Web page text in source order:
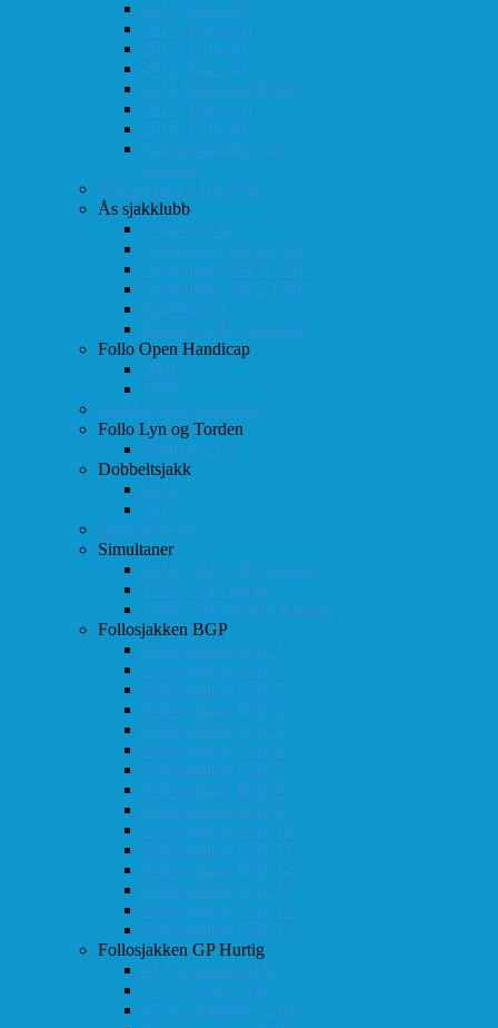
2011 (Eidsvoll)
2012 (Eidsvoll)
2013 (Eidsvoll)
2014 (Eidsvoll)
2014 (Rokaden/NSSF)
2015 (Eidsvoll)
2016 (Eidsvoll)
Kamp-statistikk mot
Eidsvoll
NM-finale for lag 1998
Ås sjakklubb
Totaloversikt
Turneringer 1981-1986
Turneringer 1987-1991
Turneringer 1992-1996
Klubbaviser
Partier fra Ås sjakklubb
Follo Open Handicap
2001
1999
Klubbavisen Sjakkalen
Follo Lyn og Torden
Februar 2013
Dobbeltsjakk
2014
2015
Østlandsserien
Simultaner
2016: GM T. R. Hansen
1999: Leif Øgaard
1996: GM Predrag Nikolic
Follosjakken BGP
Follosjakken BGP 1
Follosjakken BGP 2
Follosjakken BGP 3
Follosjakken BGP 4
Follosjakken BGP 5
Follosjakken BGP 6
Follosjakken BGP 7
Follosjakken BGP 8
Follosjakken BGP 9
Follosjakken BGP 10
Follosjakken BGP 11
Follosjakken BGP 12
Follosjakken BGP 13
Follosjakken BGP 14
Follosjakken BGP 15
Follosjakken GP Hurtig
#1 (24. mars 2018)
#2 (19. mai 2018)
#3 (8. september 2018)